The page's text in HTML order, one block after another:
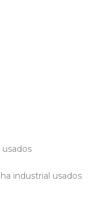
industrial usados